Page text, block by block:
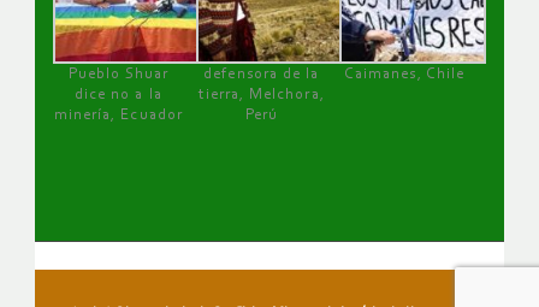
Pueblo Shuar
dice no a la
minería, Ecuador
defensora de la
tierra, Melchora,
Perú
Caimanes, Chile